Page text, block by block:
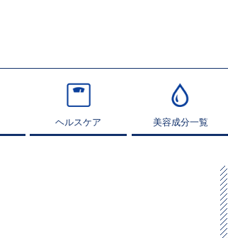
ヘルスケア
ヘルスケア 美容成分一覧
美容成分一覧